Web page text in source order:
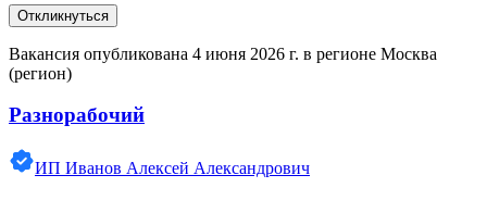
Откликнуться
Вакансия опубликована 4 июня 2026 г. в регионе Москва
(регион)
Разнорабочий
ИП Иванов Алексей Александрович